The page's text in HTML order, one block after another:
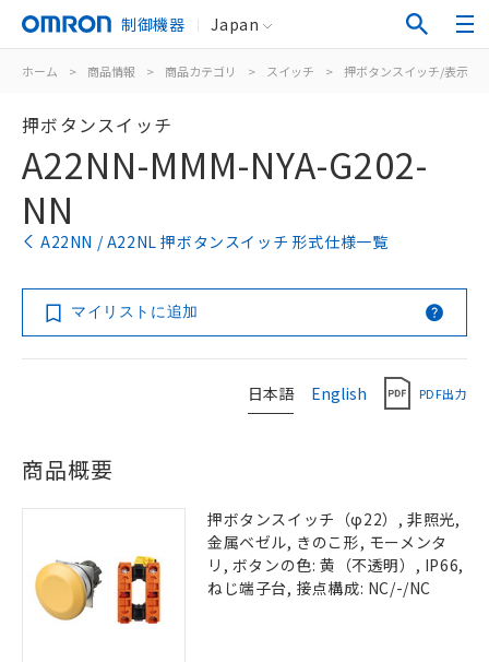
制御機器 Japan
ホーム > 商品情報 > 商品カテゴリ > スイッチ > 押ボタンスイッチ/表示灯
押ボタンスイッチ
A22NN-MMM-NYA-G202-
NN
A22NN / A22NL 押ボタンスイッチ 形式仕様一覧
マイリストに追加
日本語 English PDF出力
商品概要
押ボタンスイッチ（φ22）, 非照光,
金属ベゼル, きのこ形, モーメンタ
リ, ボタンの色: 黄（不透明）, IP66,
ねじ端子台, 接点構成: NC/-/NC